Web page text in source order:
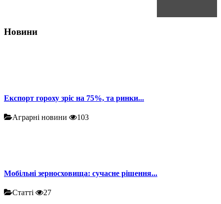
Новини
Експорт гороху зріс на 75%, та ринки...
Аграрні новини 103
Мобільні зерносховища: сучасне рішення...
Статті 27